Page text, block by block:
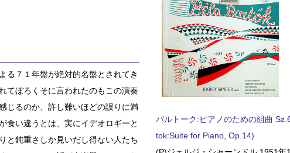
る７１年盤が絶対的名盤とされてき
てぼろくそに言われたのもこの演奏
じるのか、許し難いほどの誤りに満
食い違うとは、実にイデオロギーと
と鈍重さしか見いだし得ない人たち
バルトーク:ピアノのための組曲
tok:Suite for Piano, Op.14)